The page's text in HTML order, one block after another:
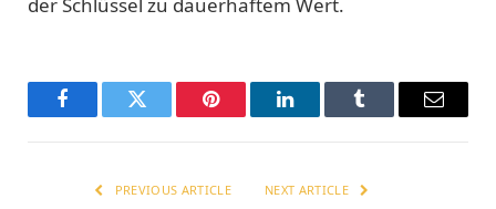
FacebookTwitter Pinterest LinkedInTumblr Email
PREVIOUS ARTICLE NEXT ARTICLE